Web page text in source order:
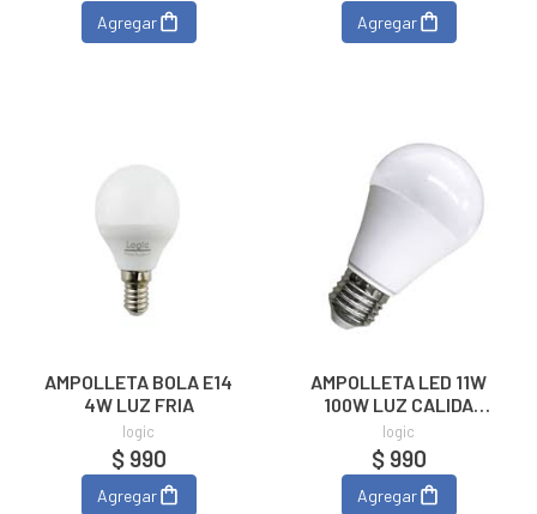
Agregar Agregar
AMPOLLETA BOLA E14
4W LUZ FRIA
logic
$ 990
Agregar
AMPOLLETA LED 11W
100W LUZ CALIDA
3000K
logic
$ 990
Agregar